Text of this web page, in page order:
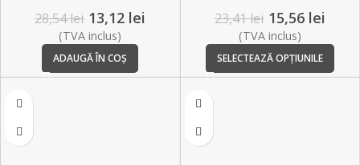
28,54lei 13,12 lei
(TVA inclus)
ADAUGĂ ÎN COȘ
23,41lei 15,56 lei
(TVA inclus)
SELECTEAZĂ OPȚIUNILE